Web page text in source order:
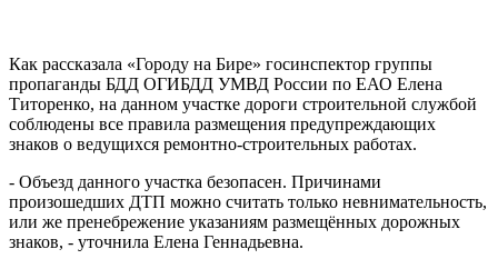
Как рассказала «Городу на Бире» госинспектор группы
пропаганды БДД ОГИБДД УМВД России по ЕАО Елена
Титоренко, на данном участке дороги строительной службой
соблюдены все правила размещения предупреждающих
знаков о ведущихся ремонтно-строительных работах.
- Объезд данного участка безопасен. Причинами
произошедших ДТП можно считать только невнимательность,
или же пренебрежение указаниям размещённых дорожных
знаков, - уточнила Елена Геннадьевна.